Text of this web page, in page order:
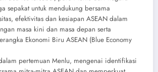
sepakat untuk mendukung bersama
efektivitas dan kesiapan ASEAN dalam
masa kini dan masa depan serta
Ekonomi Biru ASEAN (Blue Economy
pertemuan Menlu, mengenai identifikasi